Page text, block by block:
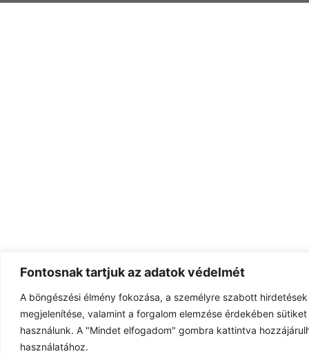
Fontosnak tartjuk az adatok védelmét
A böngészési élmény fokozása, a személyre szabott
megjelenítése, valamint a forgalom elemzése érdekében
használunk. A "Mindet elfogadom" gombra kattintva
használatához.